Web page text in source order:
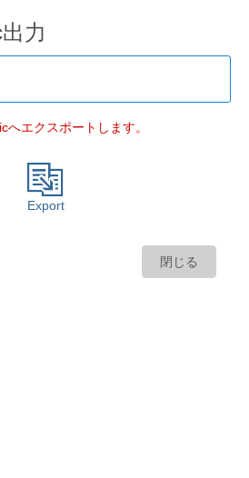
力
エクスポートします。
Export